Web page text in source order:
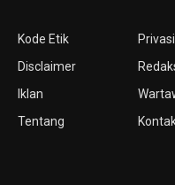
Kode Etik
Disclaimer
Iklan
Tentang
Privasi